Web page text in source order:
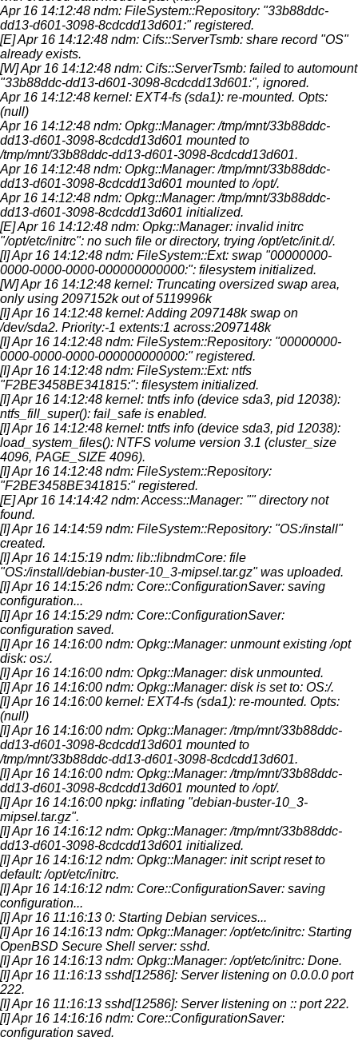
Apr 16 14:12:48 ndm: FileSystem::Repository: "33b88ddc-
dd13-d601-3098-8cdcdd13d601:" registered.
[E] Apr 16 14:12:48 ndm: Cifs::ServerTsmb: share record "OS"
already exists.
[W] Apr 16 14:12:48 ndm: Cifs::ServerTsmb: failed to automount
"33b88ddc-dd13-d601-3098-8cdcdd13d601:", ignored.
Apr 16 14:12:48 kernel: EXT4-fs (sda1): re-mounted. Opts:
(null)
Apr 16 14:12:48 ndm: Opkg::Manager: /tmp/mnt/33b88ddc-
dd13-d601-3098-8cdcdd13d601 mounted to
/tmp/mnt/33b88ddc-dd13-d601-3098-8cdcdd13d601.
Apr 16 14:12:48 ndm: Opkg::Manager: /tmp/mnt/33b88ddc-
dd13-d601-3098-8cdcdd13d601 mounted to /opt/.
Apr 16 14:12:48 ndm: Opkg::Manager: /tmp/mnt/33b88ddc-
dd13-d601-3098-8cdcdd13d601 initialized.
[E] Apr 16 14:12:48 ndm: Opkg::Manager: invalid initrc
"/opt/etc/initrc": no such file or directory, trying /opt/etc/init.d/.
[I] Apr 16 14:12:48 ndm: FileSystem::Ext: swap "00000000-
0000-0000-0000-000000000000:": filesystem initialized.
[W] Apr 16 14:12:48 kernel: Truncating oversized swap area,
only using 2097152k out of 5119996k
[I] Apr 16 14:12:48 kernel: Adding 2097148k swap on
/dev/sda2. Priority:-1 extents:1 across:2097148k
[I] Apr 16 14:12:48 ndm: FileSystem::Repository: "00000000-
0000-0000-0000-000000000000:" registered.
[I] Apr 16 14:12:48 ndm: FileSystem::Ext: ntfs
"F2BE3458BE341815:": filesystem initialized.
[I] Apr 16 14:12:48 kernel: tntfs info (device sda3, pid 12038):
ntfs_fill_super(): fail_safe is enabled.
[I] Apr 16 14:12:48 kernel: tntfs info (device sda3, pid 12038):
load_system_files(): NTFS volume version 3.1 (cluster_size
4096, PAGE_SIZE 4096).
[I] Apr 16 14:12:48 ndm: FileSystem::Repository:
"F2BE3458BE341815:" registered.
[E] Apr 16 14:14:42 ndm: Access::Manager: "" directory not
found.
[I] Apr 16 14:14:59 ndm: FileSystem::Repository: "OS:/install"
created.
[I] Apr 16 14:15:19 ndm: lib::libndmCore: file
"OS:/install/debian-buster-10_3-mipsel.tar.gz" was uploaded.
[I] Apr 16 14:15:26 ndm: Core::ConfigurationSaver: saving
configuration...
[I] Apr 16 14:15:29 ndm: Core::ConfigurationSaver:
configuration saved.
[I] Apr 16 14:16:00 ndm: Opkg::Manager: unmount existing /opt
disk: os:/.
[I] Apr 16 14:16:00 ndm: Opkg::Manager: disk unmounted.
[I] Apr 16 14:16:00 ndm: Opkg::Manager: disk is set to: OS:/.
[I] Apr 16 14:16:00 kernel: EXT4-fs (sda1): re-mounted. Opts:
(null)
[I] Apr 16 14:16:00 ndm: Opkg::Manager: /tmp/mnt/33b88ddc-
dd13-d601-3098-8cdcdd13d601 mounted to
/tmp/mnt/33b88ddc-dd13-d601-3098-8cdcdd13d601.
[I] Apr 16 14:16:00 ndm: Opkg::Manager: /tmp/mnt/33b88ddc-
dd13-d601-3098-8cdcdd13d601 mounted to /opt/.
[I] Apr 16 14:16:00 npkg: inflating "debian-buster-10_3-
mipsel.tar.gz".
[I] Apr 16 14:16:12 ndm: Opkg::Manager: /tmp/mnt/33b88ddc-
dd13-d601-3098-8cdcdd13d601 initialized.
[I] Apr 16 14:16:12 ndm: Opkg::Manager: init script reset to
default: /opt/etc/initrc.
[I] Apr 16 14:16:12 ndm: Core::ConfigurationSaver: saving
configuration...
[I] Apr 16 11:16:13 0: Starting Debian services...
[I] Apr 16 14:16:13 ndm: Opkg::Manager: /opt/etc/initrc: Starting
OpenBSD Secure Shell server: sshd.
[I] Apr 16 14:16:13 ndm: Opkg::Manager: /opt/etc/initrc: Done.
[I] Apr 16 11:16:13 sshd[12586]: Server listening on 0.0.0.0 port
222.
[I] Apr 16 11:16:13 sshd[12586]: Server listening on :: port 222.
[I] Apr 16 14:16:16 ndm: Core::ConfigurationSaver:
configuration saved.